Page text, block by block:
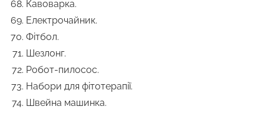
Кавоварка.
Електрочайник.
Фітбол.
Шезлонг.
Робот-пилосос.
Набори для фітотерапії.
Швейна машинка.